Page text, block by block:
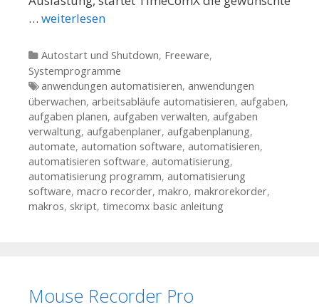
… weiterlesen
Kategorien
Autostart und Shutdown, Freeware,
Systemprogramme
Tags
anwendungen automatisieren, anwendungen
überwachen, arbeitsabläufe automatisieren, aufgaben,
aufgaben planen, aufgaben verwalten, aufgaben
verwaltung, aufgabenplaner, aufgabenplanung,
automate, automation software, automatisieren,
automatisieren software, automatisierung,
automatisierung programm, automatisierung
software, macro recorder, makro, makrorekorder,
makros, skript, timecomx basic anleitung
Mouse Recorder Pro